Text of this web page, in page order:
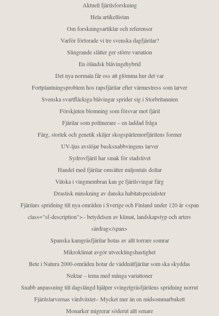
Aktuell fjärilsforskning
Hela artikellistan
Om forskningsartiklar och referenser
Varför förlorade vi tre svenska dagfjärilar?
Slingrande slåtter ger större variation
En öländsk blåvingehybrid
Det nya normala får oss att glömma hur det var
Fortplantningsproblem hos rapsfjärilar efter värmestress som larver
Svenska svartfläckiga blåvingar sprider sig i Storbritannien
Förskjuten blomning som försvar mot fjäril
Fjärilar som pollinerare – en laddad fråga
Färg, storlek och genetik skiljer skogspärlemorfjärilens former
UV-ljus avslöjar busksnabbvingens larver
Sydrovfjäril har smak för stadslivet
Handel med fjärilar omsätter miljontals dollar
Vätska i vingmembran kan ge fjärilsvingar färg
Drastisk minskning av danska habitatspecialister
Fjärilars spridning till nya områden i Sverige och Finland under 120 år <span
class="sf-description">– betydelsen av klimat, landskapstyp och arters
särdrag</span>
Spanska kamgräsfjärilar hotas av allt torrare somrar
Mikroklimat avgör utvecklingshastighet
Bete i Natura 2000-områden hotar de väddnätfjärilar som ska skyddas
Nektar – tema med många variationer
Snabb anpassning till dagslängd hjälper svingelgräsfjärilens spridning norrut
Fjärilslarvernas värdväxter– Mycket mer än en midsommarbukett
Monarker migrerar söderut allt senare